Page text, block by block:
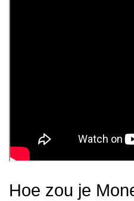
Hoe zou je